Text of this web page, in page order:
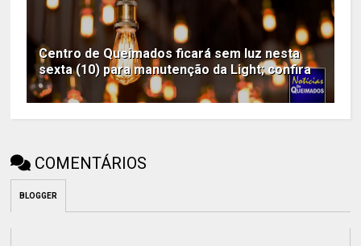
Centro de Queimados ficará sem luz nesta
sexta (10) para manutenção da Light; confira
COMENTÁRIOS
BLOGGER